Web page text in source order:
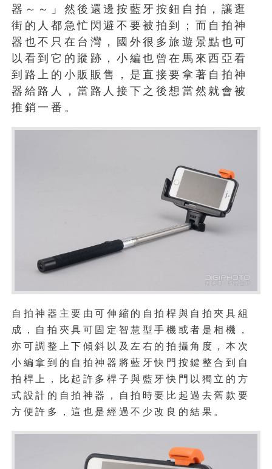
器～～」然後還邊按藍牙按鈕自拍，讓逛
街的人都急忙閃避不要被拍到；而自拍神
器也不只在台灣，國外很多旅遊景點也可
以看到它的蹤跡，小編也曾在馬來西亞看
到路上的小販販售，是直接要拿著自拍神
器給路人，當路人接下之後想當然就會被
推銷一番。
自拍神器主要由可伸縮的自拍桿與自拍夾具組
成，自拍夾具可固定智慧型手機或者是相機，
亦可調整上下傾斜以及左右的拍攝角度，本次
小編拿到的自拍神器將藍牙快門按鍵整合到自
拍桿上，比起許多桿子與藍牙快門以獨立的方
式設計的自拍神器，自拍時要比起過去舊款要
方便許多，這也是經過不少改良的結果。